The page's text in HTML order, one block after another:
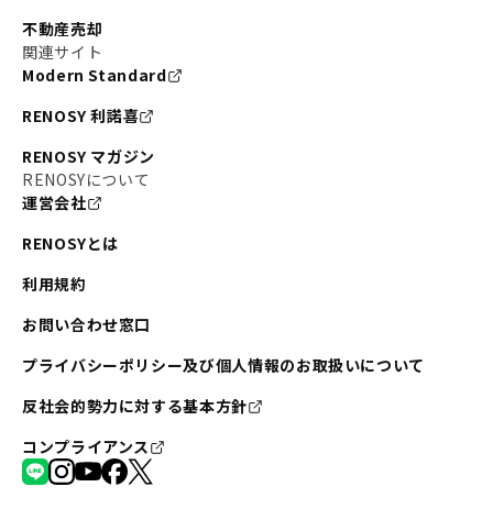
不動産売却
関連サイト
Modern Standard
RENOSY 利諾喜
RENOSY マガジン
RENOSYについて
運営会社
RENOSYとは
利用規約
お問い合わせ窓口
プライバシーポリシー及び個人情報のお取扱いについて
反社会的勢力に対する基本方針
コンプライアンス